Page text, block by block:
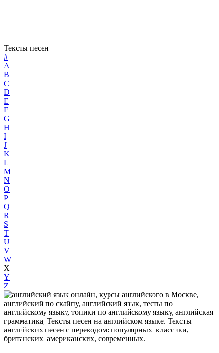
Тексты песен
#
A
B
C
D
E
F
G
H
I
J
K
L
M
N
O
P
Q
R
S
T
U
V
W
X
Y
Z